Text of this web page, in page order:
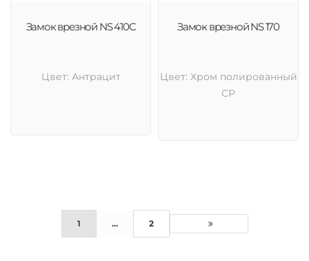
Замок врезной NS 410C
Цвет: Антрацит
Замок врезной NS 170
Цвет: Хром полированный
CP
1 ... 2